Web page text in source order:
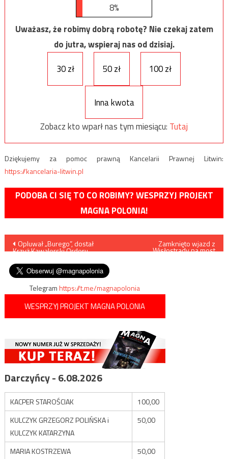
8%
Uważasz, że robimy dobrą robotę? Nie czekaj zatem
do jutra, wspieraj nas od dzisiaj.
30 zł
50 zł 100 zł
Inna kwota
Zobacz kto wparł nas tym miesiącu: Tutaj
Dziękujemy za pomoc prawną Kancelarii Prawnej Litwin:
https://kancelaria-litwin.pl
PODOBA CI SIĘ TO CO ROBIMY? WESPRZYJ PROJEKT
MAGNA POLONIA!
Nawigacja
wpisu
Opluwał „Burego”, dostał
Krzyż Kawalerski Orderu
Zamknięto wjazd z
Wisłostrady na most
Telegramhttps://t.me/magnapolonia
WESPRZYJ PROJEKT MAGNA POLONIA
Darczyńcy - 6.08.2026
KACPER STAROŚCIAK
100,00
KULCZYK GRZEGORZ POLIŃSKA i
KULCZYK KATARZYNA
50,00
MARIA KOSTRZEWA 50,00